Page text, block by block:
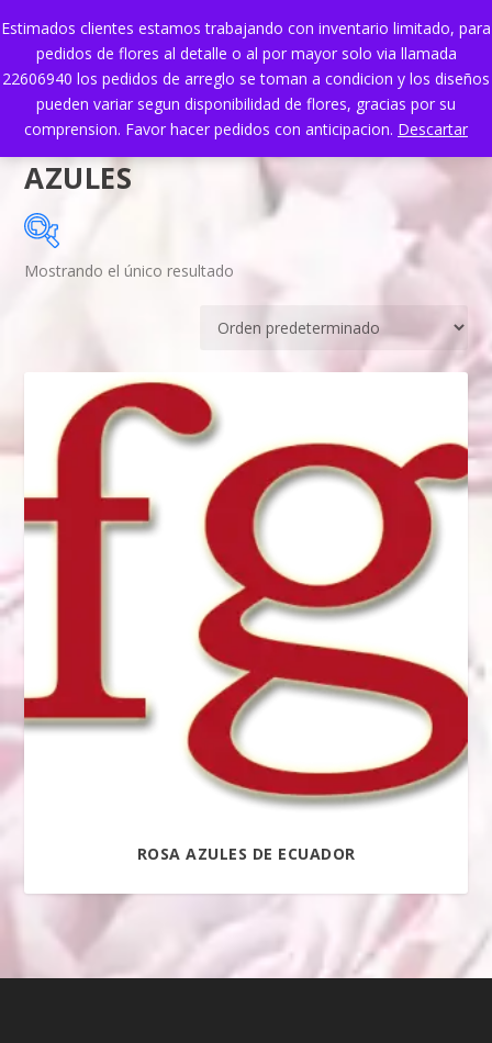
Estimados clientes estamos trabajando con inventario limitado, para
pedidos de flores al detalle o al por mayor solo via llamada
22606940 los pedidos de arreglo se toman a condicion y los diseños
pueden variar segun disponibilidad de flores, gracias por su
comprension. Favor hacer pedidos con anticipacion. Descartar
AZULES
CATEGORÍAS DEL PRODUCTO
Categorías del producto
ETIQUETAS DEL PRODUCTO
Mostrando el único resultado
ROSA AZULES DE ECUADOR